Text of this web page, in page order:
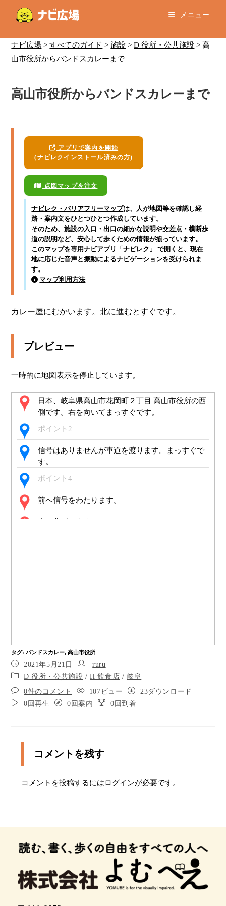
メニュー
ナビ広場 >すべてのガイド >施設 >D 役所・公共施設 >高
山市役所からバンドスカレーまで
高山市役所からバンドスカレーまで
アプリで案内を開始
(ナビレクインストール済みの方)
点図マップを注文
ナビレク・バリアフリーマップは、人が地図等を確認し経
路・案内文をひとつひとつ作成しています。
そのため、施設の入口・出口の細かな説明や交差点・横断歩
道の説明など、安心して歩くための情報が揃っています。
このマップを専用ナビアプリ「ナビレク 」 で開くと、現在
地に応じた音声と振動によるナビゲーションを受けられま
す。
マップ利用方法
カレー屋にむかいます。北に進むとすぐです。
プレビュー
一時的に地図表示を停止しています。
日本、岐阜県高山市花岡町２丁目 高山市役所の西
側です。右を向いてまっすぐです。
ポイント2
信号はありませんが車道を渡ります。まっすぐで
す。
ポイント4
前へ信号をわたります。
タグ:バンドスカレー, 高山市役所
2021年5月21日
ruru
D 役所・公共施設 /H 飲食店 /岐阜
0件のコメント
107ビュー
23ダウンロード
0回再生
0回案内 0回到着
コメントを残す
コメントを投稿するにはログインが必要です。